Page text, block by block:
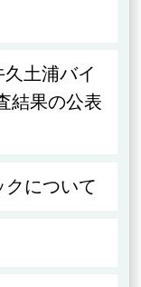
土浦バイ
結果の公表
について